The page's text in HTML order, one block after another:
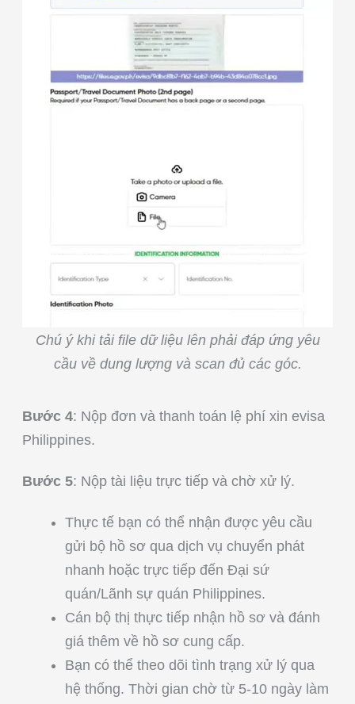
Chú ý khi tải file dữ liệu lên phải đáp ứng yêu
cầu về dung lượng và scan đủ các góc.
Bước 4: Nộp đơn và thanh toán lệ phí xin evisa
Philippines.
Bước 5: Nộp tài liệu trực tiếp và chờ xử lý.
Thực tế bạn có thể nhận được yêu cầu
gửi bộ hồ sơ qua dịch vụ chuyển phát
nhanh hoặc trực tiếp đến Đại sứ
quán/Lãnh sự quán Philippines.
Cán bộ thị thực tiếp nhận hồ sơ và đánh
giá thêm về hồ sơ cung cấp.
Bạn có thể theo dõi tình trạng xử lý qua
hệ thống. Thời gian chờ từ 5-10 ngày làm